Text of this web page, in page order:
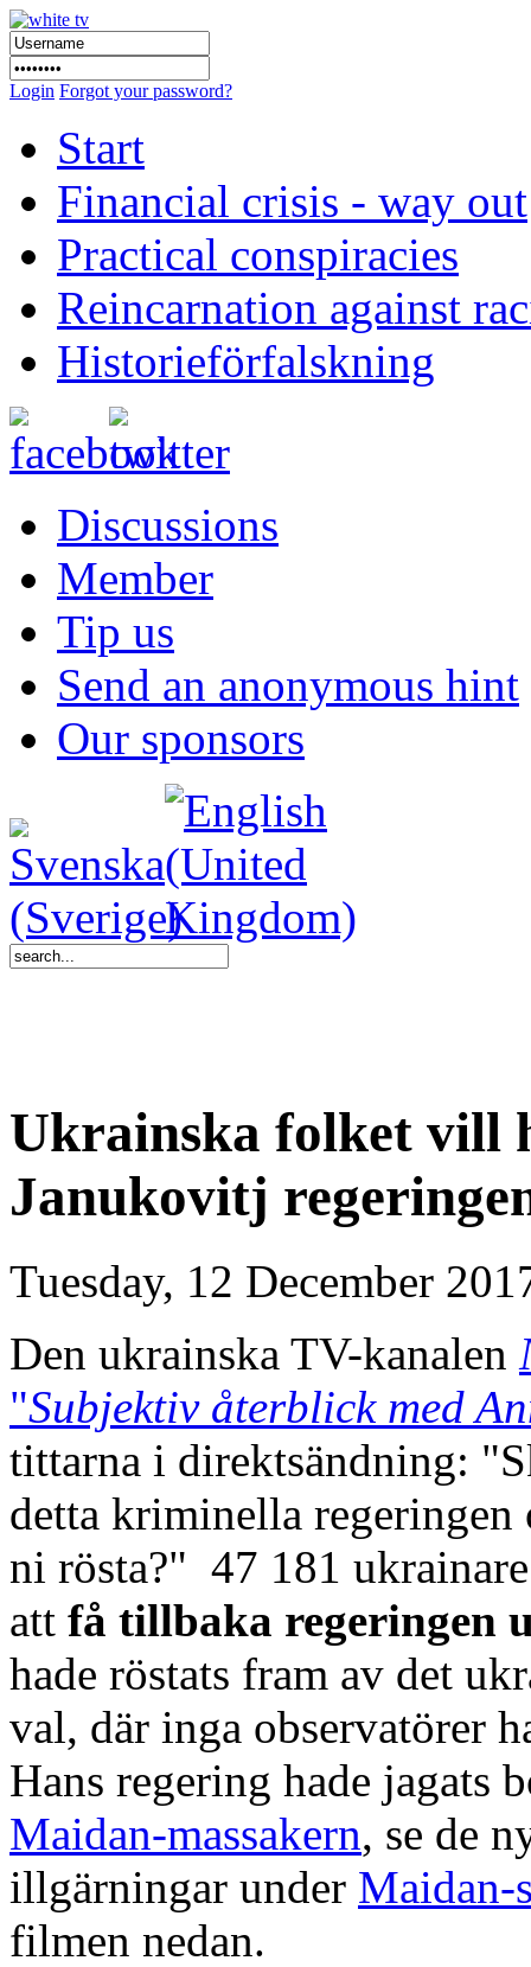
Login Forgot your password?
Start
Financial crisis - way out
Practical conspiracies
Reincarnation against
Historieförfalskning
Discussions
Member
Tip us
Send an anonymous hint
Our sponsors
Ukrainska folket vill
Janukovitj
Tuesday, 12 December
Den ukrainska TV-kanalen
"Subjektiv återblick med
tittarna i direktsändning:
detta kriminella
ni rösta?" 47 181
att få tillbaka regeringen
hade röstats fram av det
val, där inga observatörer
Hans regering hade jagats
Maidan-massakern, se de
illgärningar under Maidan-
filmen nedan.